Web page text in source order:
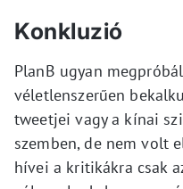
Konkluzió
PlanB ugyan
véletlenszerűen
tweetjei vagy a kínai
szemben, de nem volt
hívei a kritikákra csak